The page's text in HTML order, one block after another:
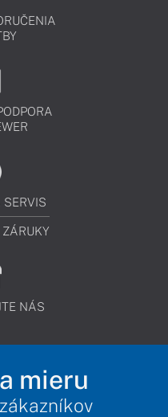
SERVIS
NÁS
mieru